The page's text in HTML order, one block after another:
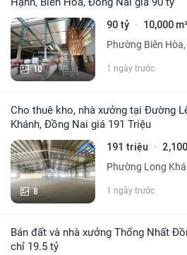
10
90 tỷ · 10,000
Phường Biên
1 ngày trước
Cho thuê kho, nhà xưởng tại Đường Lê A, Xã Suối Tre, Tp Long
Khánh, Đồng Nai giá 191 Triệu
8
191 triệu ·
Phường Long
1 ngày trước
Bán đất và nhà xưởng Thống Nhất Đồng Nai DT 3050m2 giá
chỉ 19.5 tỷ